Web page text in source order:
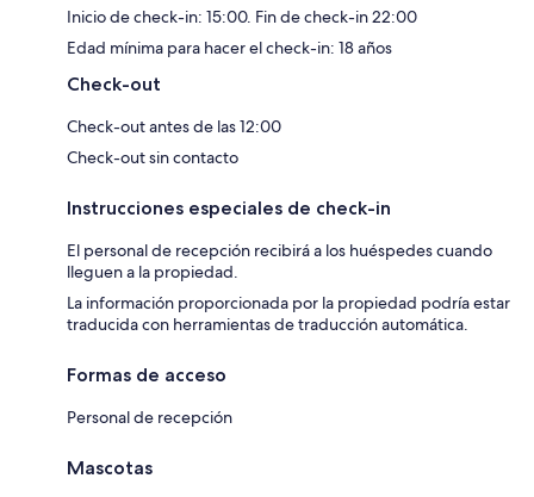
Inicio de check-in: 15:00. Fin de check-in 22:00
Edad mínima para hacer el check-in: 18 años
Check-out
Check-out antes de las 12:00
Check-out sin contacto
Instrucciones especiales de check-in
El personal de recepción recibirá a los huéspedes cuando
lleguen a la propiedad.
La información proporcionada por la propiedad podría estar
traducida con herramientas de traducción automática.
Formas de acceso
Personal de recepción
Mascotas